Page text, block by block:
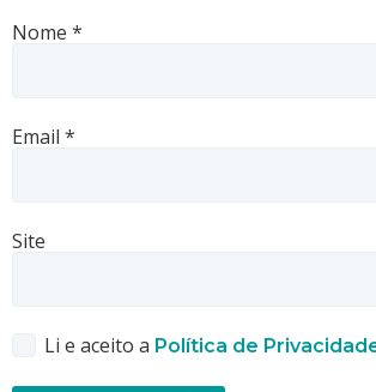
Nome *
Email *
Site
Li e aceito a Política de